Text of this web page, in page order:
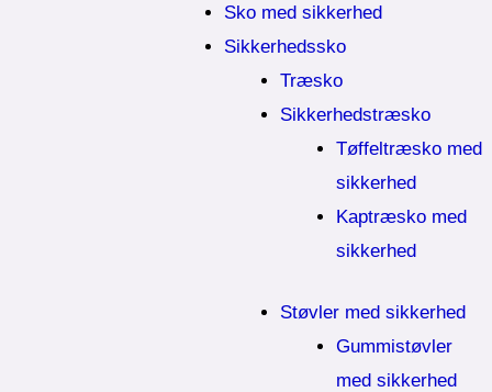
Sko med sikkerhed
Sikkerhedssko
Træsko
Sikkerhedstræsko
Tøffeltræsko med
sikkerhed
Kaptræsko med
sikkerhed
Støvler med sikkerhed
Gummistøvler
med sikkerhed